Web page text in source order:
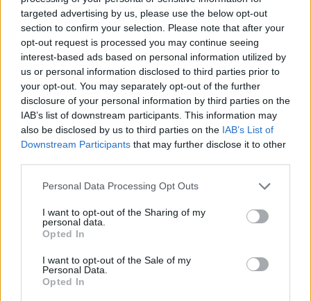
targeted advertising by us, please use the below opt-out
section to confirm your selection. Please note that after your
opt-out request is processed you may continue seeing
interest-based ads based on personal information utilized by
us or personal information disclosed to third parties prior to
your opt-out. You may separately opt-out of the further
disclosure of your personal information by third parties on the
IAB’s list of downstream participants. This information may
also be disclosed by us to third parties on the IAB’s List of
Downstream Participants that may further disclose it to other
Please note that this website/app uses one or more Google
not limited to your visit or usage behaviour. You may click to
grant or deny consent to Google and its third-party tags to
use your data for below specified purposes in below Google
consent section.
Personal Data Processing Opt Outs
I want to opt-out of the Sharing of my
personal data.
Opted In
I want to opt-out of the Sale of my
Personal Data.
Opted In
óta a Red Bull-lal együtt élesben is alkalmazzák azt – jóllehet,
az energiaitalosok Spára leszerelték Max Verstappen spielbergi
és silverstone-i balesete után –, a McLaren azonban hiába
dolgozott hetek óta a saját verzióján, végül csak a
Hungaroringen volt képes pályára vinni azt, miután az előző
alkalommal, Spielbergben már a garázsban gondjaik adódtak
vele. A mogyoródi teszt viszont sikeresnek bizonyult:
„Komplikált projekt volt, ami nem meglepő. Biztató
visszajelzést kaptunk a koncepcióról, és most már alig várjuk,
hogy bevethessük jövőbeli versenyeken” – jelentette ki Andrea
Stella csapatfőnök, hozzátéve, hogy fontos volt, hogy a
szélcsatorna után a valóságban, a pályán is gyűjtsenek
adatokat a trükkös légterelőről. Várhatóan egyébként a hosszú
egyenesekkel tűzdelt Monzában és Bakuban vetheti be
leginkább ezt a McLaren, hiszen ezeken a pályákon különösen
hasznos lehet a megoldás. Érdekesség amúgy, hogy a
wokingiak a Red Bullt követték az átfordulás irányával: míg a
bikásoké előrefelé fordul át.